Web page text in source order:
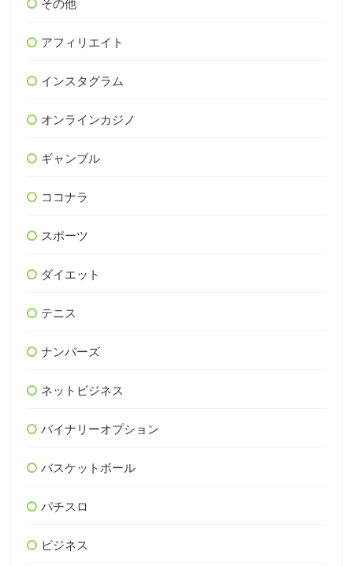
その他
アフィリエイト
インスタグラム
オンラインカジノ
ギャンブル
ココナラ
スポーツ
ダイエット
テニス
ナンバーズ
ネットビジネス
バイナリーオプション
バスケットボール
パチスロ
ビジネス